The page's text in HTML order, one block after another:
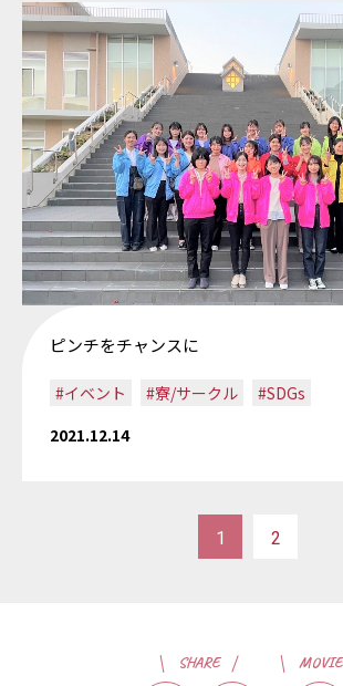
ピンチをチャンスに
#イベント #寮/サークル
#SDGs
2021.12.14
1 2
SHARE MOVIE